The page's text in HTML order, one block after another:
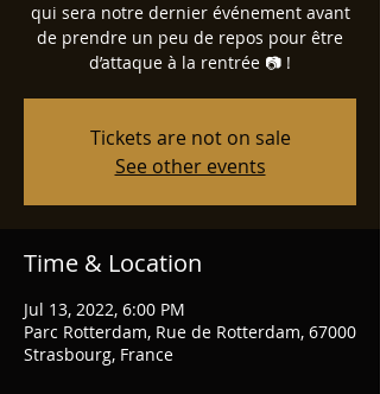
qui sera notre dernier événement avant
de prendre un peu de repos pour être
d’attaque à la rentrée 📷 !
Tickets are not on sale
See other events
Time & Location
Jul 13, 2022, 6:00 PM
Parc Rotterdam, Rue de Rotterdam, 67000
Strasbourg, France